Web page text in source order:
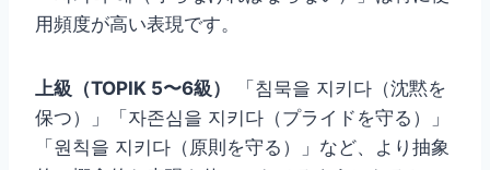
用頻度が高い表現です。
上級（TOPIK 5〜6級）
「침묵을 지키다（沈黙を
保つ）」「자존심을 지키다（プライドを守る）」
「원칙을 지키다（原則を守る）」など、より抽象